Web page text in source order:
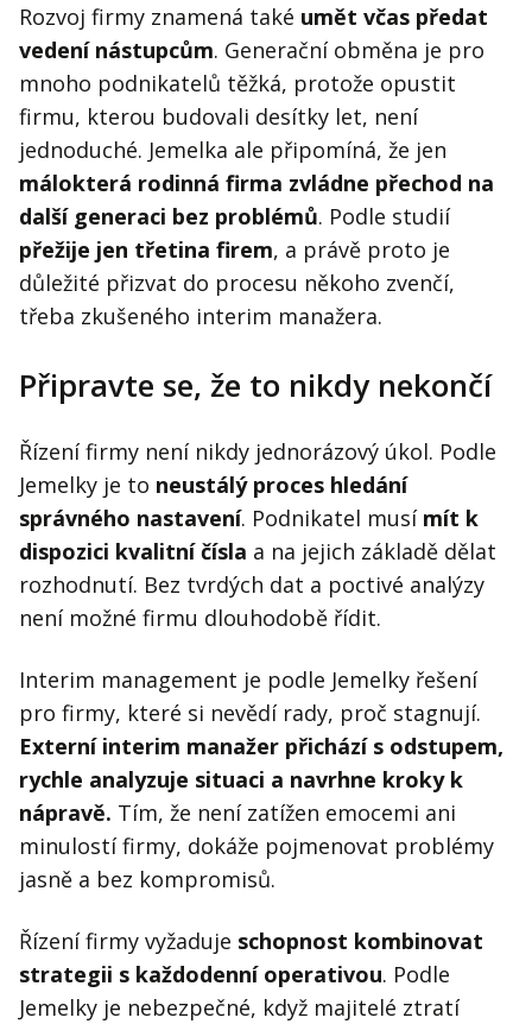
Rozvoj firmy znamená také umět včas předat
vedení nástupcům. Generační obměna je pro
mnoho podnikatelů těžká, protože opustit
firmu, kterou budovali desítky let, není
jednoduché. Jemelka ale připomíná, že jen
málokterá rodinná firma zvládne přechod na
další generaci bez problémů. Podle studií
přežije jen třetina firem, a právě proto je
důležité přizvat do procesu někoho zvenčí,
třeba zkušeného interim manažera.
Připravte se, že to nikdy nekončí
Řízení firmy není nikdy jednorázový úkol. Podle
Jemelky je to neustálý proces hledání
správného nastavení. Podnikatel musí mít k
dispozici kvalitní čísla a na jejich základě dělat
rozhodnutí. Bez tvrdých dat a poctivé analýzy
není možné firmu dlouhodobě řídit.
Interim management je podle Jemelky řešení
pro firmy, které si nevědí rady, proč stagnují.
Externí interim manažer přichází s odstupem,
rychle analyzuje situaci a navrhne kroky k
nápravě. Tím, že není zatížen emocemi ani
minulostí firmy, dokáže pojmenovat problémy
jasně a bez kompromisů.
Řízení firmy vyžaduje schopnost kombinovat
strategii s každodenní operativou. Podle
Jemelky je nebezpečné, když majitelé ztratí